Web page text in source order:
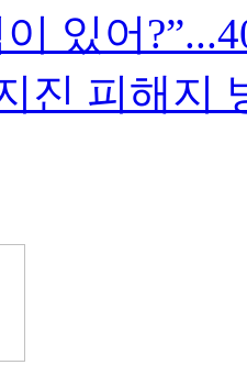
있어
진 피해지